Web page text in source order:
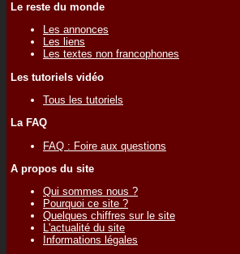
Le reste du monde
Les annonces
Les liens
Les textes non francophones
Les tutoriels vidéo
Tous les tutoriels
La FAQ
FAQ : Foire aux questions
A propos du site
Qui sommes nous ?
Pourquoi ce site ?
Quelques chiffres sur le site
L'actualité du site
Informations légales